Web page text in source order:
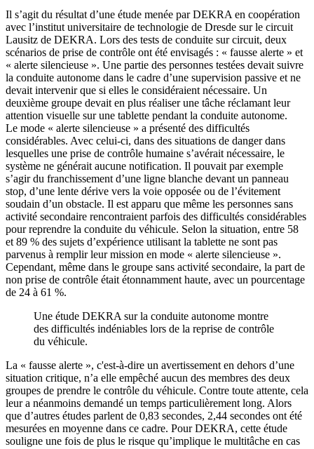
Il s’agit du résultat d’une étude menée par DEKRA en coopération
avec l’institut universitaire de technologie de Dresde sur le circuit
Lausitz de DEKRA. Lors des tests de conduite sur circuit, deux
scénarios de prise de contrôle ont été envisagés : « fausse alerte » et
« alerte silencieuse ». Une partie des personnes testées devait suivre
la conduite autonome dans le cadre d’une supervision passive et ne
devait intervenir que si elles le considéraient nécessaire. Un
deuxième groupe devait en plus réaliser une tâche réclamant leur
attention visuelle sur une tablette pendant la conduite autonome.
Le mode « alerte silencieuse » a présenté des difficultés
considérables. Avec celui-ci, dans des situations de danger dans
lesquelles une prise de contrôle humaine s’avérait nécessaire, le
système ne générait aucune notification. Il pouvait par exemple
s’agir du franchissement d’une ligne blanche devant un panneau
stop, d’une lente dérive vers la voie opposée ou de l’évitement
soudain d’un obstacle. Il est apparu que même les personnes sans
activité secondaire rencontraient parfois des difficultés considérables
pour reprendre la conduite du véhicule. Selon la situation, entre 58
et 89 % des sujets d’expérience utilisant la tablette ne sont pas
parvenus à remplir leur mission en mode « alerte silencieuse ».
Cependant, même dans le groupe sans activité secondaire, la part de
non prise de contrôle était étonnamment haute, avec un pourcentage
de 24 à 61 %.
Une étude DEKRA sur la conduite autonome montre
des difficultés indéniables lors de la reprise de contrôle
du véhicule.
La « fausse alerte », c'est-à-dire un avertissement en dehors d’une
situation critique, n’a elle empêché aucun des membres des deux
groupes de prendre le contrôle du véhicule. Contre toute attente, cela
leur a néanmoins demandé un temps particulièrement long. Alors
que d’autres études parlent de 0,83 secondes, 2,44 secondes ont été
mesurées en moyenne dans ce cadre. Pour DEKRA, cette étude
souligne une fois de plus le risque qu’implique le multitâche en cas